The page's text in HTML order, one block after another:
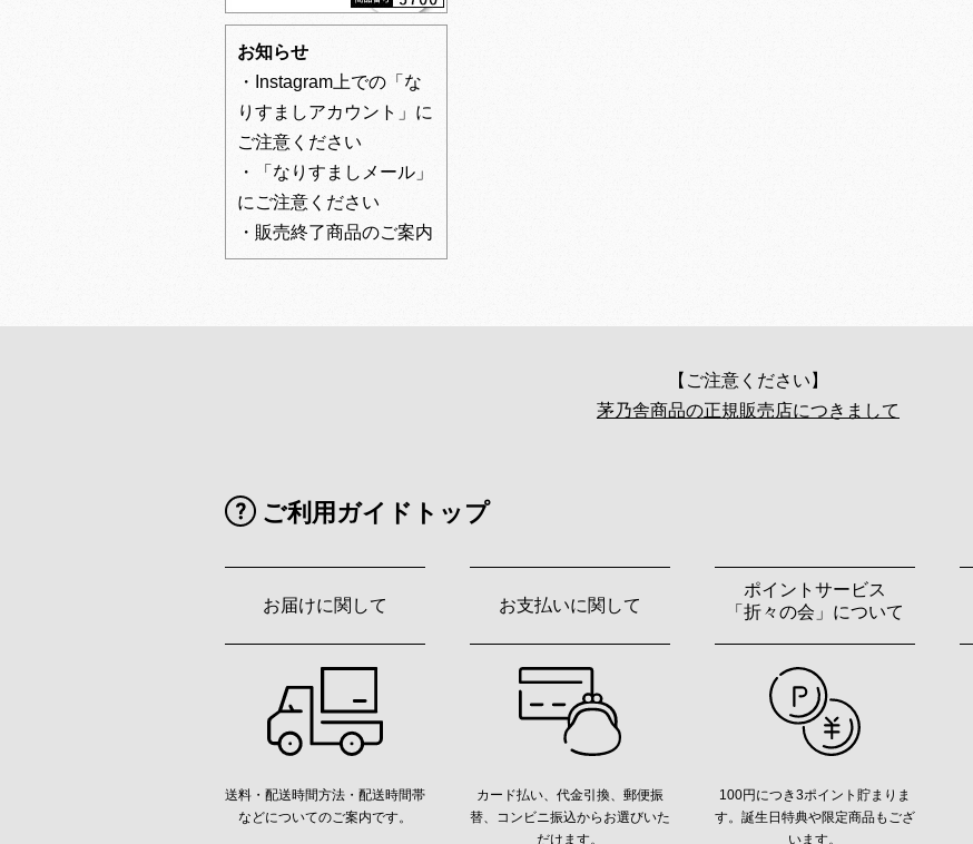
お知らせ
・Instagram上での「な
りすましアカウント」に
ご注意ください
・「なりすましメール」
にご注意ください
・販売終了商品のご案内
【ご注意ください】
茅乃舎商品の正規販売店につきまして
ご利用ガイドトップ
お届けに関して
送料・配送時間方法・配送時間帯
などについてのご案内です。
お支払いに関して
カード払い、代金引換、郵便振
替、コンビニ振込からお選びいた
だけます。
ポイントサービス
「折々の会」について
100円につき3ポイント貯まりま
す。誕生日特典や限定商品もござ
います。